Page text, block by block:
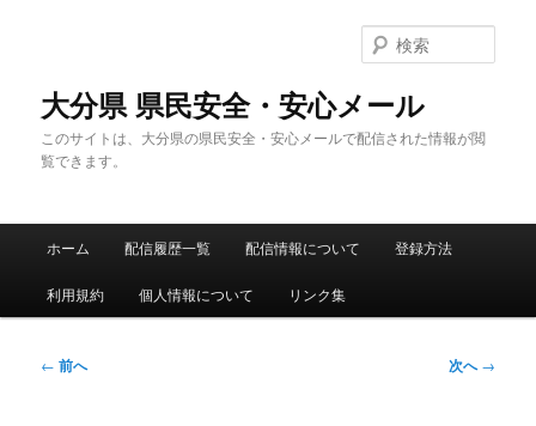
大分県 県民安全・安心メール
このサイトは、大分県の県民安全・安心メールで配信された情報が閲
覧できます。
索
メ
ホーム 配信履歴一覧 配信情報について 登録方法
利用規約 個人情報について リンク集
投
← 前へ 次へ→